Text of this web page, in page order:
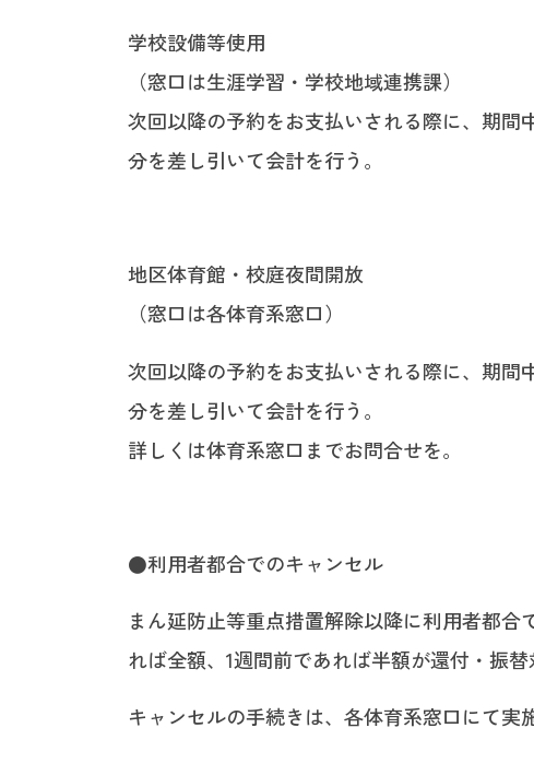
学校設備等使用
（窓口は生涯学習・学校地域連携課）
次回以降の予約をお支払いされる際に、期
分を差し引いて会計を行う。
地区体育館・校庭夜間開放
（窓口は各体育系窓口）
次回以降の予約をお支払いされる際に、期
分を差し引いて会計を行う。
詳しくは体育系窓口までお問合せを。
●利用者都合でのキャンセル
まん延防止等重点措置解除以降に利用者都
れば全額、1週間前であれば半額が還付・振替
キャンセルの手続きは、各体育系窓口にて実